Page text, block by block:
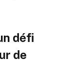
défi
de